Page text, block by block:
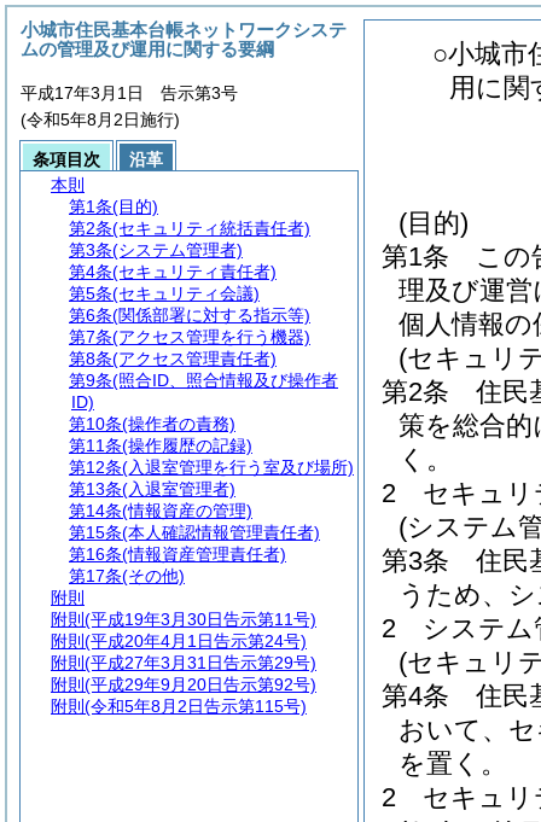
○小城市
用に関
(目的)
第1条
この
理及び運
個人情報
(セキュリ
第2条
住民
策を総合
く。
2
セキュリ
(システム
第3条
住民
うため、
2
システム
(セキュリ
第4条
住民
おいて、
を置く。
2
セキュリ
小城市住民基本台帳ネットワークシステ
ムの管理及び運用に関する要綱
平成17年3月1日 告示第3号
(令和5年8月2日施行)
条項目次
沿革
本則
第1条(目的)
第2条(セキュリティ統括責任者)
第3条(システム管理者)
第4条(セキュリティ責任者)
第5条(セキュリティ会議)
第6条(関係部署に対する指示等)
第7条(アクセス管理を行う機器)
第8条(アクセス管理責任者)
第9条(照合ID、照合情報及び操作者
ID)
第10条(操作者の責務)
第11条(操作履歴の記録)
第12条(入退室管理を行う室及び場所)
第13条(入退室管理者)
第14条(情報資産の管理)
第15条(本人確認情報管理責任者)
第16条(情報資産管理責任者)
第17条(その他)
附則
附則 (平成19年3月30日告示第11号)
附則 (平成20年4月1日告示第24号)
附則 (平成27年3月31日告示第29号)
附則 (平成29年9月20日告示第92号)
附則 (令和5年8月2日告示第115号)